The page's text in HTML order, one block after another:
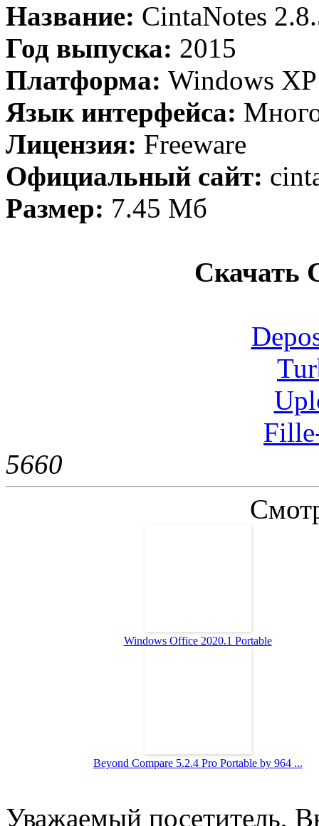
Название: CintaNotes
Год выпуска: 2015
Платформа: Windows
Язык интерфейса:
Лицензия: Freeware
Официальный сайт:
Размер: 7.45 Мб
Скачать
5660
Windows Office 2020.1 Portable
Beyond Compare 5.2.4 Pro Portable by 964 ...
Уважаемый посетитель,